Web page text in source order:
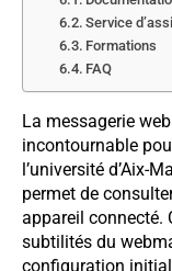
Service
Formations
FAQ
La messagerie
incontournable
l’université d’Aix-
permet de
appareil connecté.
subtilités du
configuration